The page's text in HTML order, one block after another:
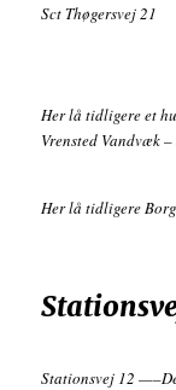
Sct Thøgersvej 21
Her lå tidligere et
Vrensted Vandvæk
Her lå tidligere
Stationsvej 12